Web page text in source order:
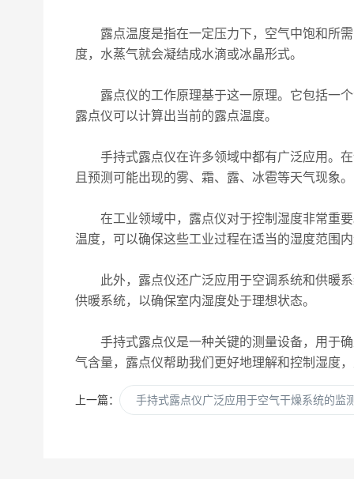
露点温度是指在一定压力下，空气中饱和所需
度，水蒸气就会凝结成水滴或冰晶形式。
露点仪的工作原理基于这一原理。它包括一个
露点仪可以计算出当前的露点温度。
手持式露点仪在许多领域中都有广泛应用。在
且预测可能出现的雾、霜、露、冰雹等天气现象。
在工业领域中，露点仪对于控制湿度非常重要
温度，可以确保这些工业过程在适当的湿度范围
此外，露点仪还广泛应用于空调系统和供暖系
供暖系统，以确保室内湿度处于理想状态。
手持式露点仪是一种关键的测量设备，用于确
气含量，露点仪帮助我们更好地理解和控制湿度
上一篇： 手持式露点仪广泛应用于空气干燥系统的监